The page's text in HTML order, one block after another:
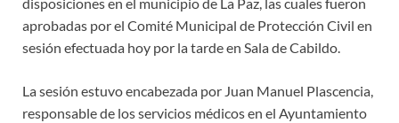
disposiciones en el municipio de La Paz, las cuales fueron
aprobadas por el Comité Municipal de Protección Civil en
sesión efectuada hoy por la tarde en Sala de Cabildo.
La sesión estuvo encabezada por Juan Manuel Plascencia,
responsable de los servicios médicos en el Ayuntamiento